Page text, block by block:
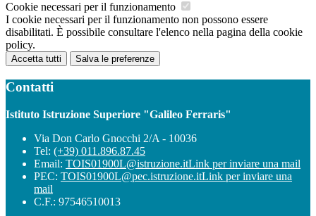
Cookie necessari per il funzionamento
I cookie necessari per il funzionamento non possono essere
disabilitati. È possibile consultare l'elenco nella pagina della cookie
policy.
Accetta tutti Salva le preferenze
Contatti
Istituto Istruzione Superiore "Galileo Ferraris"
Via Don Carlo Gnocchi 2/A - 10036
Tel: (+39) 011.896.87.45
Email: TOIS01900L@istruzione.itLink per inviare una mail
PEC: TOIS01900L@pec.istruzione.itLink per inviare una
mail
C.F.: 97546510013